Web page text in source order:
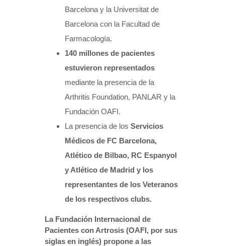
Barcelona y la Universitat de
Barcelona con la Facultad de
Farmacología.
140 millones de pacientes
estuvieron representados
mediante la presencia de la
Arthritis Foundation, PANLAR y la
Fundación OAFI.
La presencia de los Servicios
Médicos de FC Barcelona,
Atlético de Bilbao, RC Espanyol
y Atlético de Madrid y los
representantes de los Veteranos
de los respectivos clubs.
La Fundación Internacional de
Pacientes con Artrosis (OAFI, por sus
siglas en inglés) propone a las